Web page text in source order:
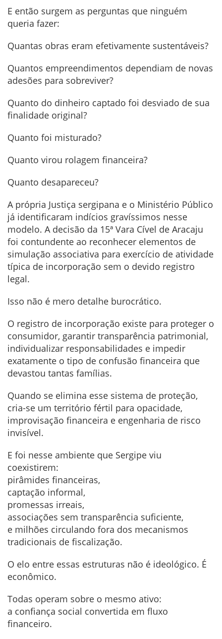
E então surgem as perguntas que ninguém
queria fazer:
Quantas obras eram efetivamente sustentáveis?
Quantos empreendimentos dependiam de novas
adesões para sobreviver?
Quanto do dinheiro captado foi desviado de sua
finalidade original?
Quanto foi misturado?
Quanto virou rolagem financeira?
Quanto desapareceu?
A própria Justiça sergipana e o Ministério Público
já identificaram indícios gravíssimos nesse
modelo. A decisão da 15ª Vara Cível de Aracaju
foi contundente ao reconhecer elementos de
simulação associativa para exercício de atividade
típica de incorporação sem o devido registro
legal.
Isso não é mero detalhe burocrático.
O registro de incorporação existe para proteger o
consumidor, garantir transparência patrimonial,
individualizar responsabilidades e impedir
exatamente o tipo de confusão financeira que
devastou tantas famílias.
Quando se elimina esse sistema de proteção,
cria-se um território fértil para opacidade,
improvisação financeira e engenharia de risco
invisível.
E foi nesse ambiente que Sergipe viu
coexistirem:
pirâmides financeiras,
captação informal,
promessas irreais,
associações sem transparência suficiente,
e milhões circulando fora dos mecanismos
tradicionais de fiscalização.
O elo entre essas estruturas não é ideológico. É
econômico.
Todas operam sobre o mesmo ativo:
a confiança social convertida em fluxo
financeiro.